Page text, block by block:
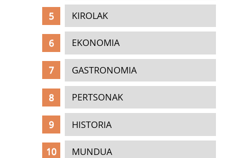
KIROLAK
EKONOMIA
GASTRONOMIA
PERTSONAK
HISTORIA
MUNDUA